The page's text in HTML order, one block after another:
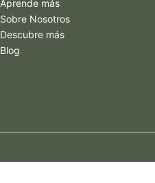
Aprende más
Sobre Nosotros
Descubre más
Blog